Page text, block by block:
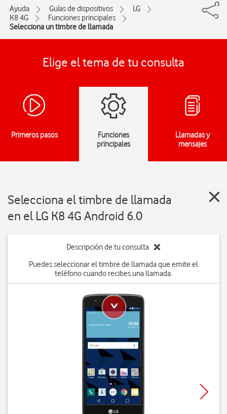
Ayuda Guías de dispositivos
LG
K8 4G
Funciones principales
Selecciona un timbre de llamada
Elige el tema de tu consulta
Primeros pasos
Funciones
principales
Llamadas y
mensajes
Selecciona el timbre de llamada
en el LG K8 4G Android 6.0
Descripción de tu consulta
Puedes seleccionar el timbre de llamada que emite el
teléfono cuando recibes una llamada.